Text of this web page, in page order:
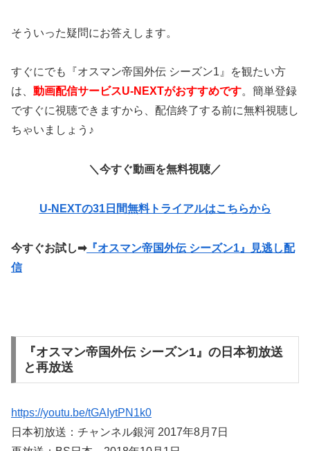
そういった疑問にお答えします。
すぐにでも『オスマン帝国外伝 シーズン1』を観たい方
は、 動画配信サービスU-NEXTがおすすめです。簡単登録
ですぐに視聴できますから、配信終了する前に無料視聴し
ちゃいましょう♪
＼今すぐ動画を無料視聴／
U-NEXTの31日間無料トライアルはこちらから
今すぐお試し➡『オスマン帝国外伝 シーズン1』見逃し配
信
『オスマン帝国外伝 シーズン1』の日本初放送
と再放送
https://youtu.be/tGAIytPN1k0
日本初放送：チャンネル銀河 2017年8月7日